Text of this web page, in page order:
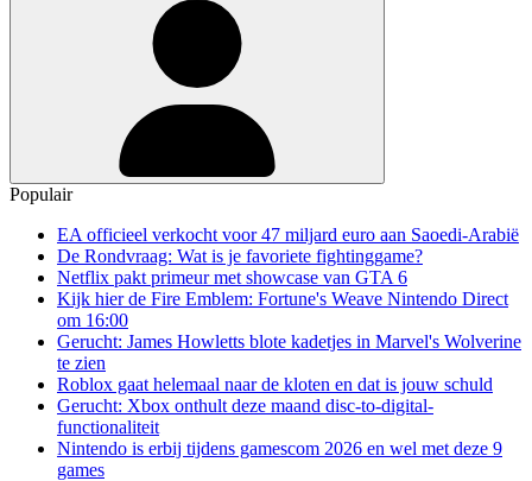
Populair
EA officieel verkocht voor 47 miljard euro aan Saoedi-Arabië
De Rondvraag: Wat is je favoriete fightinggame?
Netflix pakt primeur met showcase van GTA 6
Kijk hier de Fire Emblem: Fortune's Weave Nintendo Direct
om 16:00
Gerucht: James Howletts blote kadetjes in Marvel's Wolverine
te zien
Roblox gaat helemaal naar de kloten en dat is jouw schuld
Gerucht: Xbox onthult deze maand disc-to-digital-
functionaliteit
Nintendo is erbij tijdens gamescom 2026 en wel met deze 9
games